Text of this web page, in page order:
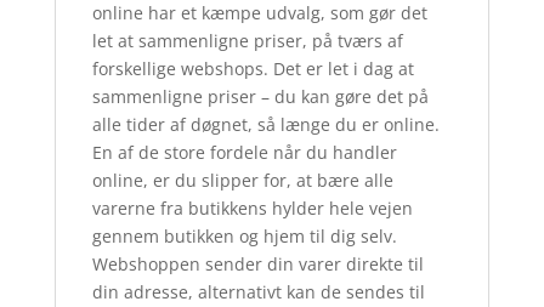
online har et kæmpe udvalg, som gør det
let at sammenligne priser, på tværs af
forskellige webshops. Det er let i dag at
sammenligne priser – du kan gøre det på
alle tider af døgnet, så længe du er online.
En af de store fordele når du handler
online, er du slipper for, at bære alle
varerne fra butikkens hylder hele vejen
gennem butikken og hjem til dig selv.
Webshoppen sender din varer direkte til
din adresse, alternativt kan de sendes til